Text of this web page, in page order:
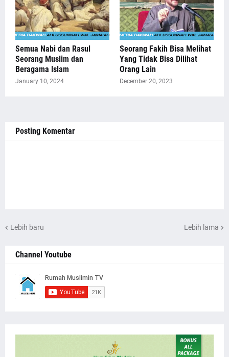
Semua Nabi dan Rasul
Seorang Muslim dan
Beragama Islam
January 10, 2024
Seorang Fakih Bisa Melihat
Yang Tidak Bisa Dilihat
Orang Lain
December 20, 2023
Posting Komentar
Lebih baru Lebih lama
Channel Youtube